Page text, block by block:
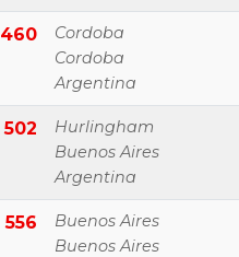
460
Cordoba
Cordoba
Argentina
502
Hurlingham
Buenos Aires
Argentina
556
Buenos Aires
Buenos Aires